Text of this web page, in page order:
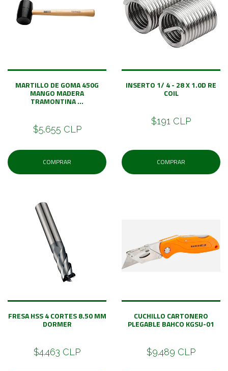
MARTILLO DE GOMA 450G
MANGO MADERA
TRAMONTINA ...
$5.655 CLP
COMPRAR
INSERTO 1/ 4 - 28 X 1.0D RE
COIL
$191 CLP
COMPRAR
FRESA HSS 4 CORTES 8.50 MM
DORMER
$4.463 CLP
CUCHILLO CARTONERO
PLEGABLE BAHCO KGSU-01
$9.489 CLP